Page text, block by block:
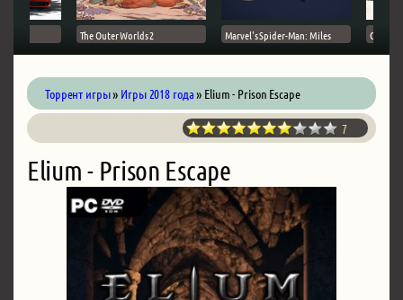
The Outer Worlds 2 Marvel's Spider-Man: Miles Ghost
Торрент игры» Игры 2018 года» Elium - Prison Escape
7
Elium - Prison Escape